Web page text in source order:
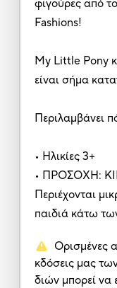
φιγούρες από
Fashions!
My Little Pony
είναι σήμα
Περιλαμβάνει
• Ηλικίες 3+
• ΠΡΟΣΟΧΗ:
Περιέχονται
παιδιά κάτω
Ορισμένες
κδόσεις μας
διών μπορεί να